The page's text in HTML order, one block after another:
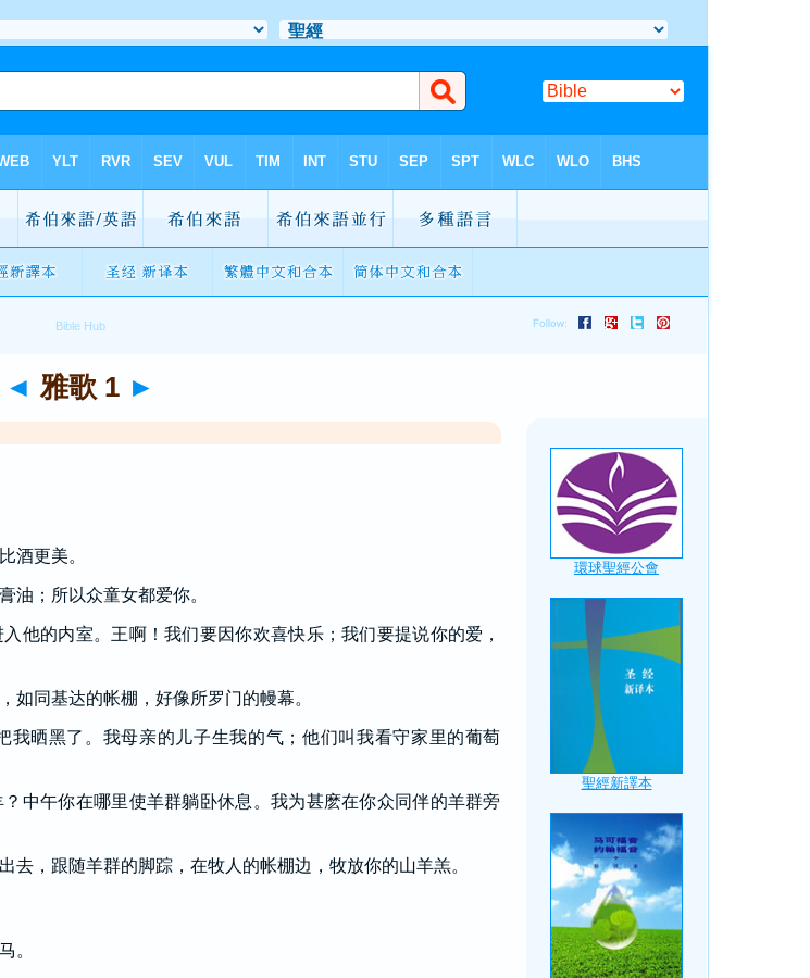
◄ 雅歌 1 ►
酒更美。
油；所以众童女都爱你。
他的内室。王啊！我们要因你欢喜快乐；我们要提说你的爱，
如同基达的帐棚，好像所罗门的幔幕。
我晒黑了。我母亲的儿子生我的气；他们叫我看守家里的葡萄
中午你在哪里使羊群躺卧休息。我为甚麽在你众同伴的羊群旁
去，跟随羊群的脚踪，在牧人的帐棚边，牧放你的山羊羔。
。